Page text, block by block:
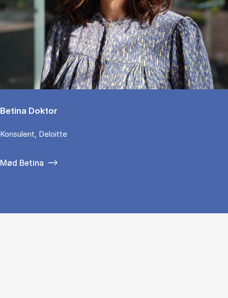
Betina Doktor
Konsulent, Deloitte
Mød Betina